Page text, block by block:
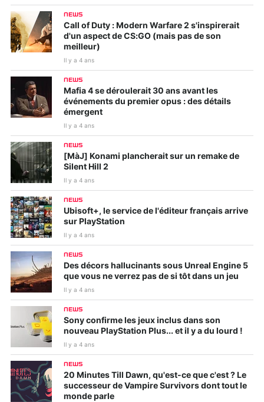
NEWS
Call of Duty : Modern Warfare 2 s'inspirerait
d'un aspect de CS:GO (mais pas de son
meilleur)
Il y a 4 ans
NEWS
Mafia 4 se déroulerait 30 ans avant les
événements du premier opus : des détails
émergent
Il y a 4 ans
NEWS
[MàJ] Konami plancherait sur un remake de
Silent Hill 2
Il y a 4 ans
NEWS
Ubisoft+, le service de l'éditeur français arrive
sur PlayStation
Il y a 4 ans
NEWS
Des décors hallucinants sous Unreal Engine 5
que vous ne verrez pas de si tôt dans un jeu
Il y a 4 ans
NEWS
Sony confirme les jeux inclus dans son
nouveau PlayStation Plus... et il y a du lourd !
Il y a 4 ans
NEWS
20 Minutes Till Dawn, qu'est-ce que c'est ? Le
successeur de Vampire Survivors dont tout le
monde parle